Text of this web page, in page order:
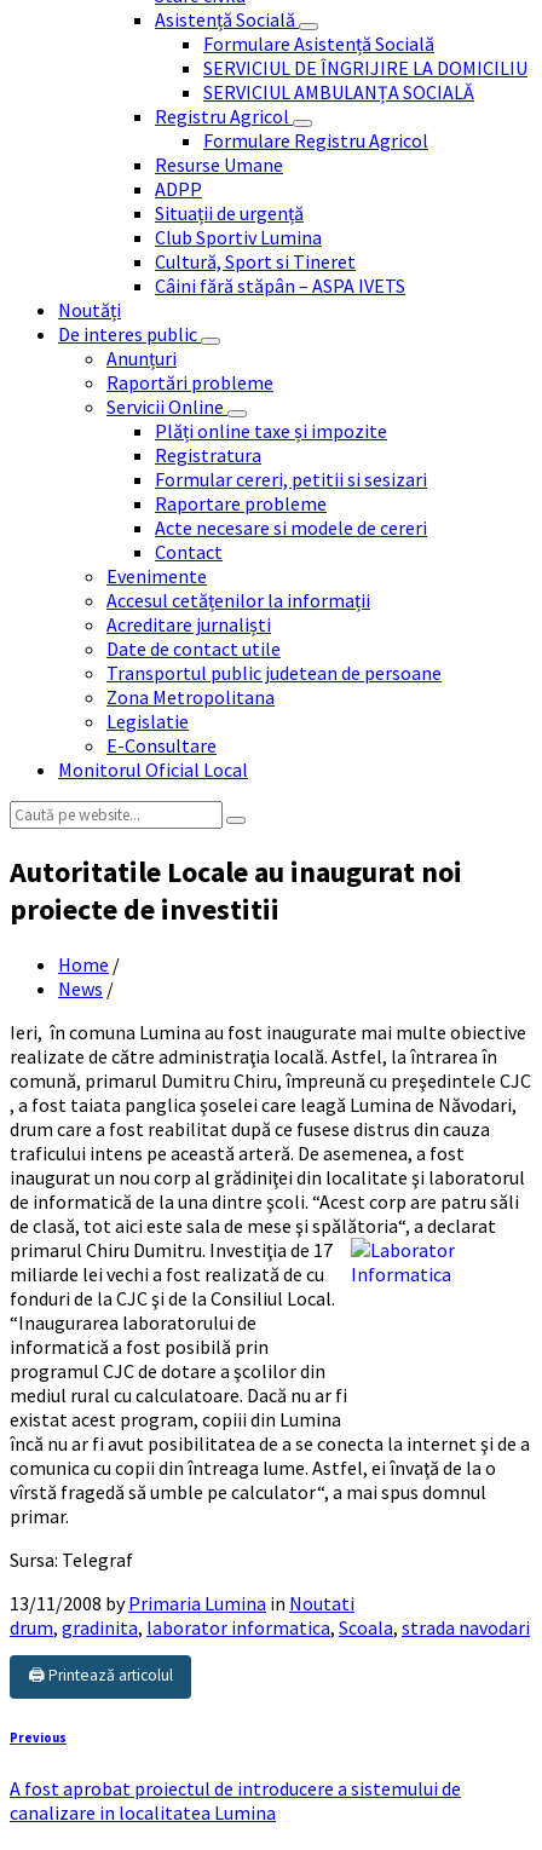
Asistență Socială
Formulare Asistență Socială
SERVICIUL DE ÎNGRIJIRE LA DOMICILIU
SERVICIUL AMBULANȚA SOCIALĂ
Registru Agricol
Formulare Registru Agricol
Resurse Umane
ADPP
Situații de urgență
Club Sportiv Lumina
Cultură, Sport si Tineret
Câini fără stăpân – ASPA IVETS
Noutăți
De interes public
Anunțuri
Raportări probleme
Servicii Online
Plăți online taxe și impozite
Registratura
Formular cereri, petitii si sesizari
Raportare probleme
Acte necesare si modele de cereri
Contact
Evenimente
Accesul cetățenilor la informații
Acreditare jurnaliști
Date de contact utile
Transportul public judetean de persoane
Zona Metropolitana
Legislatie
E-Consultare
Monitorul Oficial Local
Search:
Autoritatile Locale au inaugurat noi
proiecte de investitii
Home /
News /
Ieri, în comuna Lumina au fost inaugurate mai multe obiective
realizate de către administraţia locală. Astfel, la întrarea în
comună, primarul Dumitru Chiru, împreună cu preşedintele CJC
, a fost taiata panglica şoselei care leagă Lumina de Năvodari,
drum care a fost reabilitat după ce fusese distrus din cauza
traficului intens pe această arteră. De asemenea, a fost
inaugurat un nou corp al grădiniţei din localitate şi laboratorul
de informatică de la una dintre şcoli. “Acest corp are patru săli
de clasă, tot aici este sala de mese şi spălătoria“, a declarat
primarul Chiru Dumitru. Investiţia de 17
miliarde lei vechi a fost realizată de cu
fonduri de la CJC şi de la Consiliul Local.
“Inaugurarea laboratorului de
informatică a fost posibilă prin
programul CJC de dotare a şcolilor din
mediul rural cu calculatoare. Dacă nu ar fi
existat acest program, copiii din Lumina
încă nu ar fi avut posibilitatea de a se conecta la internet şi de a
comunica cu copii din întreaga lume. Astfel, ei învaţă de la o
vîrstă fragedă să umble pe calculator“, a mai spus domnul
primar.
Sursa: Telegraf
13/11/2008 byPrimaria Lumina in Noutati
drum, gradinita, laborator informatica, Scoala, strada navodari
🖨️ Printează articolul
Previous
A fost aprobat proiectul de introducere a sistemului de
canalizare in localitatea Lumina